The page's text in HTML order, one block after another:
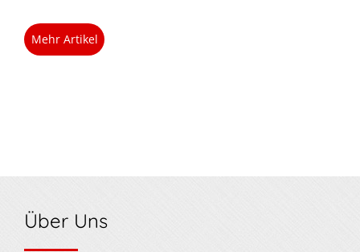
Mehr Artikel
Über Uns